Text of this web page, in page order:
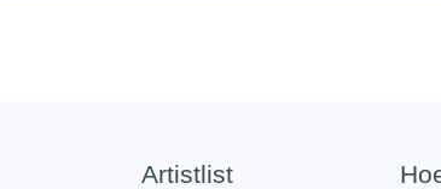
Artistlist